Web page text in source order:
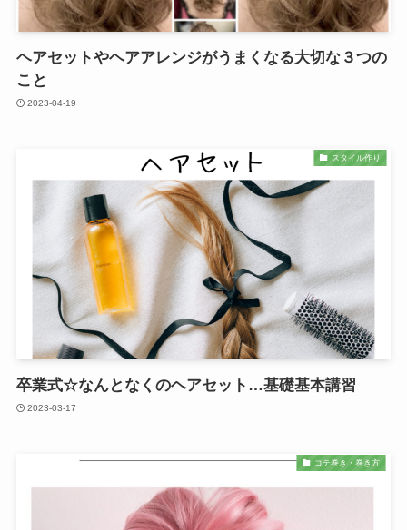
ヘアセットやヘアアレンジがうまくなる大切な３つの
こと
2023-04-19
スタイル作り
卒業式☆なんとなくのヘアセット…基礎基本講習
2023-03-17
コテ巻き・巻き方